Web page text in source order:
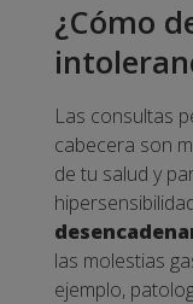
¿Cómo
Las consultas
cabecera son
de tu salud y
las molestias
ejemplo,